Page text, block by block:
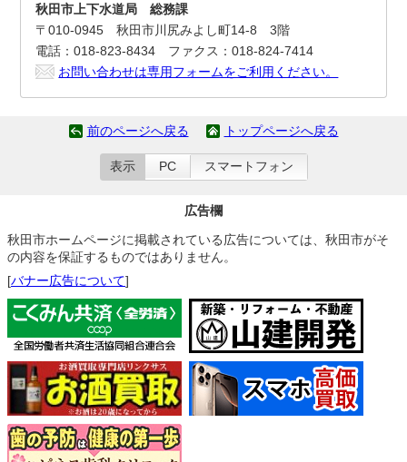
秋田市上下水道局 総務課
〒010-0945 秋田市川尻みよし町14-8 3階
電話：018-823-8434 ファクス：018-824-7414
お問い合わせは専用フォームをご利用ください。
前のページへ戻る トップページへ戻る
表示 PC スマートフォン
広告欄
秋田市ホームページに掲載されている広告については、秋田市がそ
の内容を保証するものではありません。
[バナー広告について]